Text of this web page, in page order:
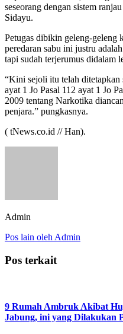
seseorang dengan sistem
Sidayu.
Petugas dibikin geleng-geleng
peredaran sabu ini justru
tapi sudah terjerumus didalam
“Kini sejoli itu telah ditetapkan
ayat 1 Jo Pasal 112 ayat 1 Jo
2009 tentang Narkotika
penjara.” pungkasnya.
( tNews.co.id // Han).
Admin
Pos lain oleh Admin
Pos terkait
9 Rumah Ambruk Akibat
Jabung, ini yang Dilakukan